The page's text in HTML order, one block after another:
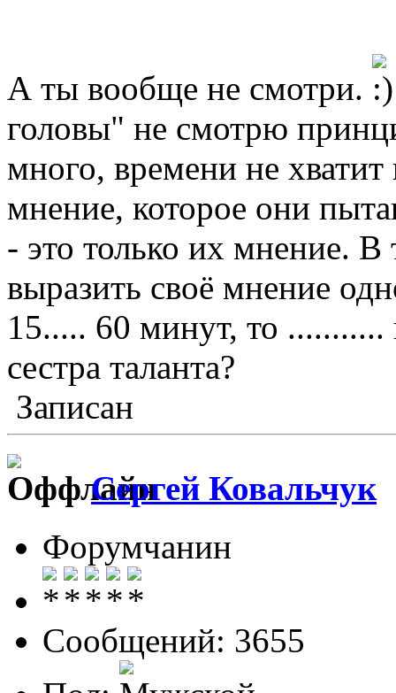
А ты вообще не смотри.
головы" не смотрю
много, времени не
мнение, которое они
- это только их мнение. В
выразить своё мнение
15..... 60 минут, то ...........
сестра таланта?
Записан
Сергей Ковальчук
Форумчанин
Сообщений: 3655